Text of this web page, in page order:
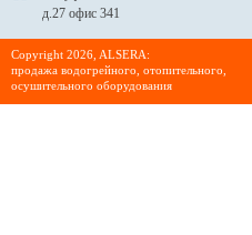
д.27 офис 341
Сopyright 2026, ALSERA:
продажа водогрейного, отопительного,
осушительного оборудования